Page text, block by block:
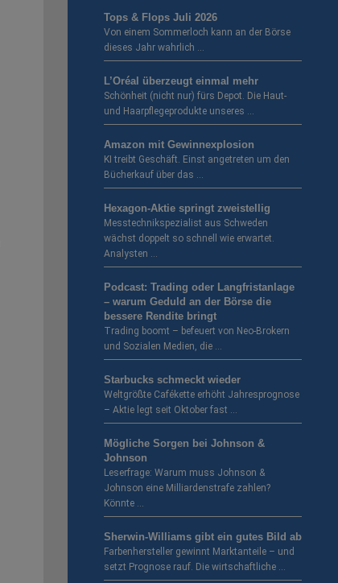
Tops & Flops Juli 2026
Von einem Sommerloch kann an der Börse
dieses Jahr wahrlich …
L’Oréal überzeugt einmal mehr
Schönheit (nicht nur) fürs Depot. Die Haut-
und Haarpflegeprodukte unseres …
Amazon mit Gewinnexplosion
KI treibt Geschäft. Einst angetreten um den
Bücherkauf über das …
Hexagon-Aktie springt zweistellig
Messtechnikspezialist aus Schweden
wächst doppelt so schnell wie erwartet.
Analysten …
Podcast: Trading oder Langfristanlage
– warum Geduld an der Börse die
bessere Rendite bringt
Trading boomt – befeuert von Neo-Brokern
und Sozialen Medien, die …
Starbucks schmeckt wieder
Weltgrößte Cafékette erhöht Jahresprognose
– Aktie legt seit Oktober fast …
Mögliche Sorgen bei Johnson &
Johnson
Leserfrage: Warum muss Johnson &
Johnson eine Milliardenstrafe zahlen?
Könnte …
Sherwin-Williams gibt ein gutes Bild ab
Farbenhersteller gewinnt Marktanteile – und
setzt Prognose rauf. Die wirtschaftliche …